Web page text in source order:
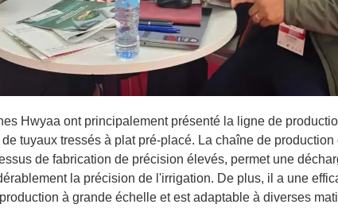
Hwyaa ont principalement présenté la ligne de
tuyaux tressés à plat pré-placé. La chaîne de
de fabrication de précision élevés, permet une
la précision de l'irrigation. De plus, il a une
à grande échelle et est adaptable à diverses